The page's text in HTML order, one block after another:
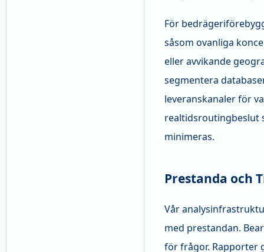
För
såsom ovanliga
eller avvikande
segmentera
leveranskanaler för
realtidsroutingbeslut
minimeras.
Prestanda och
Vår
med prestandan.
för frågor. Rapporter